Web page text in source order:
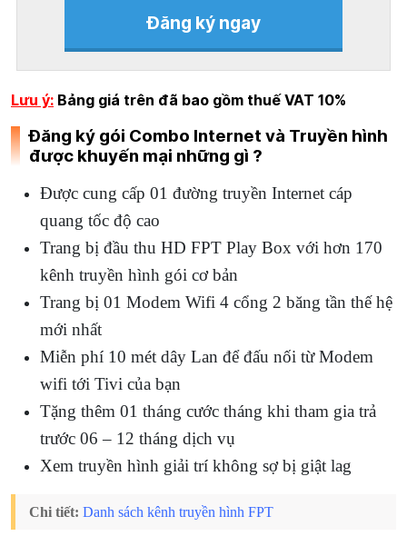
Đăng ký ngay
Lưu ý: Bảng giá trên đã bao gồm thuế VAT 10%
Đăng ký gói Combo Internet và Truyền hình
được khuyến mại những gì ?
Được cung cấp 01 đường truyền Internet cáp
quang tốc độ cao
Trang bị đầu thu HD FPT Play Box với hơn 170
kênh truyền hình gói cơ bản
Trang bị 01 Modem Wifi 4 cổng 2 băng tần thế hệ
mới nhất
Miễn phí 10 mét dây Lan để đấu nối từ Modem
wifi tới Tivi của bạn
Tặng thêm 01 tháng cước tháng khi tham gia trả
trước 06 – 12 tháng dịch vụ
Xem truyền hình giải trí không sợ bị giật lag
Chi tiết: Danh sách kênh truyền hình FPT